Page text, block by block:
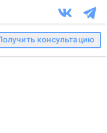
консультацию